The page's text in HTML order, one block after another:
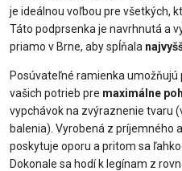
je ideálnou voľbou pre všetkých,
Táto podprsenka je navrhnutá a
priamo v Brne, aby spĺňala
Posúvateľné ramienka
vašich potrieb pre maximálne
vypchávok na zvýraznenie tvaru
balenia). Vyrobená z príjemného
poskytuje oporu a pritom sa
Dokonale sa hodí k legínam z